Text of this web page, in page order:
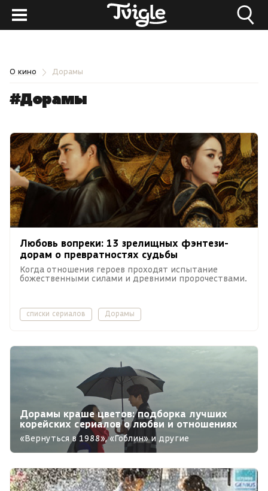
О кино Дорамы
#Дорамы
Любовь вопреки: 13 зрелищных фэнтези-
дорам о превратностях судьбы
Когда отношения героев проходят испытание
божественными силами и древними пророчествами.
списки сериалов Дорамы
Дорамы краше цветов: подборка лучших
корейских сериалов о любви и отношениях
«Вернуться в 1988», «Гоблин» и другие
многосерийные хиты родом из Южной Кореи.